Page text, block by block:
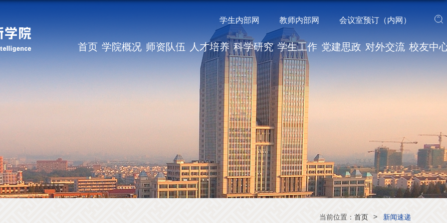
学生内部网 教师内部网 会议室预订（内网）
首页 学院概况 师资队伍 人才培养 科学研究 学生工作 党建思政 对外交流 校友中
当前位置： 首页 > 新闻速递